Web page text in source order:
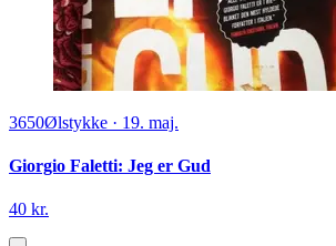
3650Ølstykke · 19. maj.
Giorgio Faletti: Jeg er Gud
40 kr.